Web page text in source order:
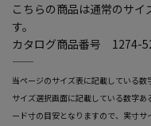
こちらの商品は通常のサ
す。
カタログ商品番号 1274-
―――――――――――――――――――――――
当ページのサイズ表に記載している数
サイズ選択画面に記載している数字
ード寸の目安となりますので、実寸サ